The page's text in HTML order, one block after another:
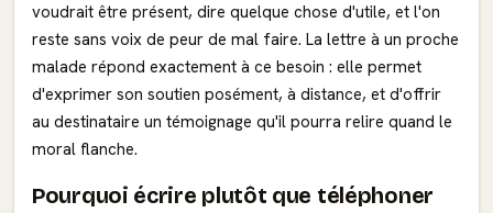
voudrait être présent, dire quelque chose d'utile, et l'on
reste sans voix de peur de mal faire. La lettre à un proche
malade répond exactement à ce besoin : elle permet
d'exprimer son soutien posément, à distance, et d'offrir
au destinataire un témoignage qu'il pourra relire quand le
moral flanche.
Pourquoi écrire plutôt que téléphoner